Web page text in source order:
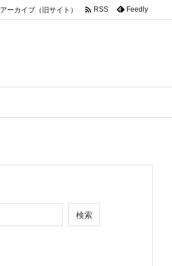
アーカイブ（旧サイト）  RSS Feedly
検索